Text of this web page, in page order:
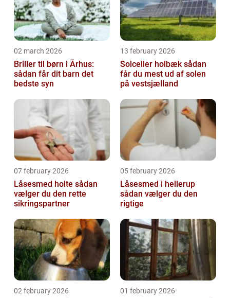
02 march 2026
Briller til børn i Århus:
sådan får dit barn det
bedste syn
13 february 2026
Solceller holbæk sådan
får du mest ud af solen
på vestsjælland
07 february 2026
Låsesmed holte sådan
vælger du den rette
sikringspartner
05 february 2026
Låsesmed i hellerup
sådan vælger du den
rigtige
02 february 2026 01 february 2026